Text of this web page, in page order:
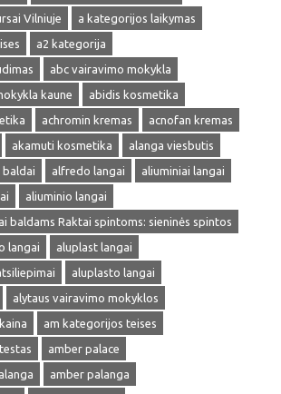
Vilniuje
a kategorijos laikymas
a2 kategorija
abc vairavimo mokykla
kaune
abidis kosmetika
achromin kremas
acnofan kremas
akamuti kosmetika
alanga viesbutis
baldai
alfredo langai
aliuminiai langai
aliuminio langai
baldams Raktai spintoms: sieninės spintos
langai
aluplast langai
aluplasto langai
alytaus vairavimo mokyklos
am kategorijos teises
amber palace
amber palanga